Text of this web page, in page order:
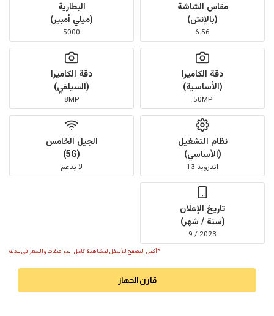
مقاس الشاشة
(بالإنش)
6.56
البطارية
(ميلي أمبير)
5000
دقة الكاميرا
(الأساسية)
50MP
دقة الكاميرا
(السيلفي)
8MP
نظام التشغيل
(الأساسي)
اندرويد 13
الجيل الخامس
(5G)
لا يدعم
تاريخ الإعلان
(سنة / شهر)
2023 / 9
*أكمل التصفح للأسفل لمشاهدة كامل المواصفات والسعر في بلدك
قارن الجهاز